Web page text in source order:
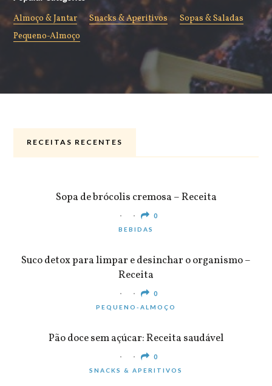
Almoço & Jantar Snacks & Aperitivos
Sopas & Saladas
Pequeno-Almoço
RECEITAS RECENTES
Sopa de brócolis cremosa – Receita
0
BEBIDAS
Suco detox para limpar e desinchar o organismo –
Receita
0
PEQUENO-ALMOÇO
Pão doce sem açúcar: Receita saudável
0
SNACKS & APERITIVOS